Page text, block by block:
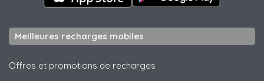
Meilleures recharges mobiles
Offres et promotions de recharges